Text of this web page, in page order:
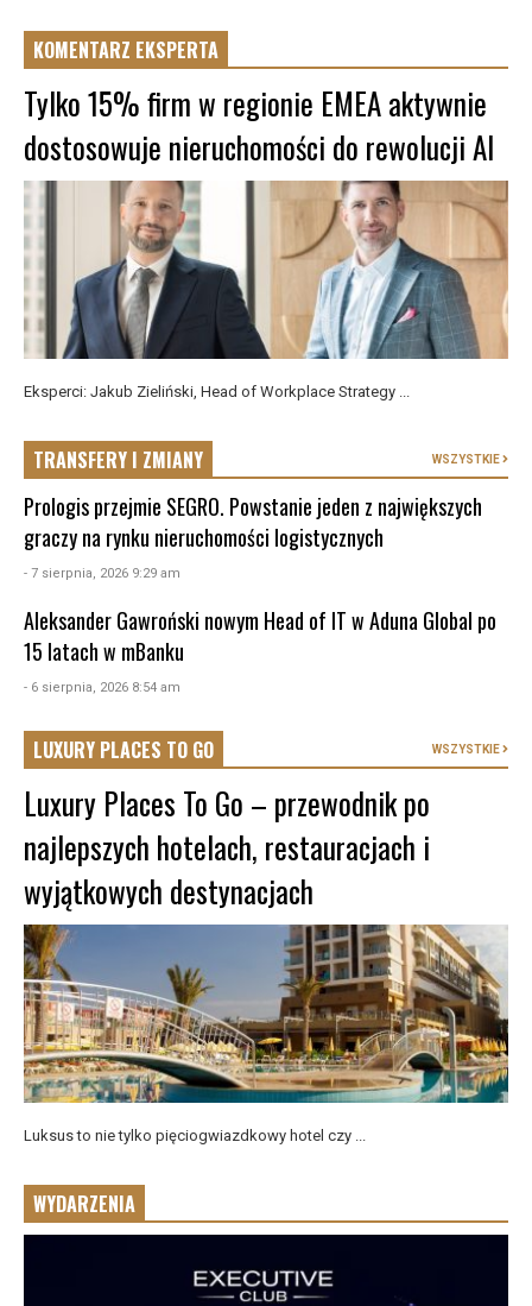
KOMENTARZ EKSPERTA
Tylko 15% firm w regionie EMEA aktywnie
dostosowuje nieruchomości do rewolucji AI
Eksperci: Jakub Zieliński, Head of Workplace Strategy ...
TRANSFERY I ZMIANY WSZYSTKIE
Prologis przejmie SEGRO. Powstanie jeden z największych
graczy na rynku nieruchomości logistycznych
- 7 sierpnia, 2026 9:29 am
Aleksander Gawroński nowym Head of IT w Aduna Global po
15 latach w mBanku
- 6 sierpnia, 2026 8:54 am
LUXURY PLACES TO GO WSZYSTKIE
Luxury Places To Go – przewodnik po
najlepszych hotelach, restauracjach i
wyjątkowych destynacjach
Luksus to nie tylko pięciogwiazdkowy hotel czy ...
WYDARZENIA